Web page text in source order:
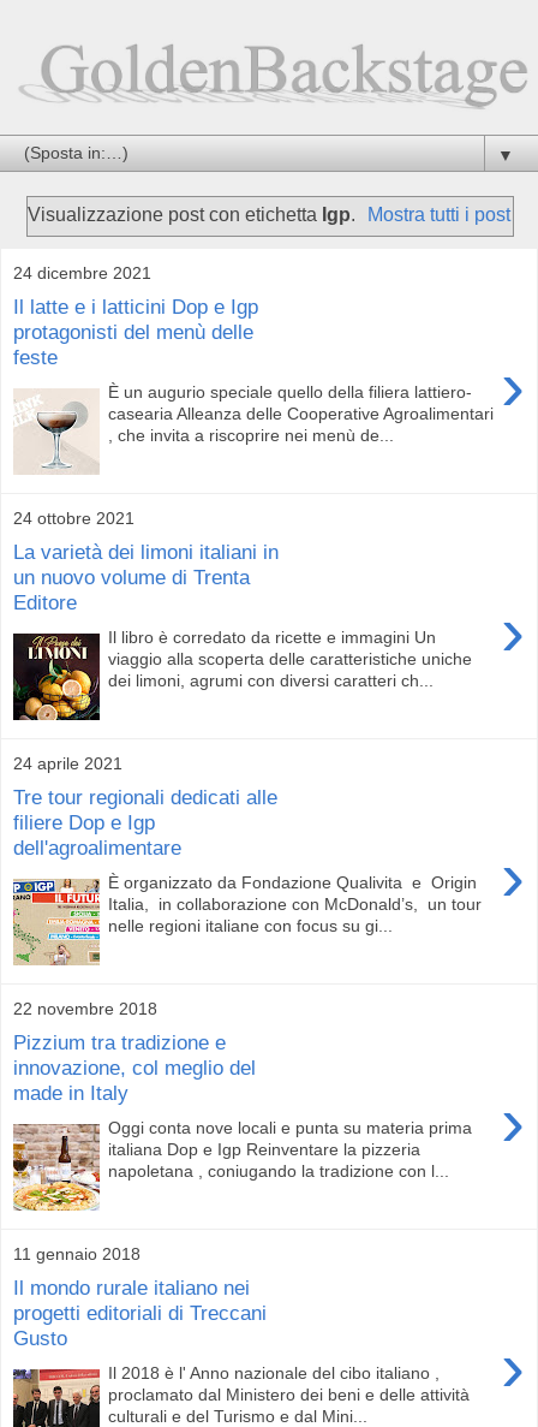
▼
Visualizzazione post con etichetta Igp. Mostra tutti i post
24 dicembre 2021
Il latte e i latticini Dop e Igp
protagonisti del menù delle
feste
›
È un augurio speciale quello della filiera lattiero-
casearia Alleanza delle Cooperative Agroalimentari
, che invita a riscoprire nei menù de...
24 ottobre 2021
La varietà dei limoni italiani in
un nuovo volume di Trenta
Editore
›
Il libro è corredato da ricette e immagini Un
viaggio alla scoperta delle caratteristiche uniche
dei limoni, agrumi con diversi caratteri ch...
24 aprile 2021
Tre tour regionali dedicati alle
filiere Dop e Igp
dell'agroalimentare
›
È organizzato da Fondazione Qualivita e Origin
Italia, in collaborazione con McDonald’s, un tour
nelle regioni italiane con focus su gi...
22 novembre 2018
Pizzium tra tradizione e
innovazione, col meglio del
made in Italy
›
Oggi conta nove locali e punta su materia prima
italiana Dop e Igp Reinventare la pizzeria
napoletana , coniugando la tradizione con l...
11 gennaio 2018
Il mondo rurale italiano nei
progetti editoriali di Treccani
Gusto
›
Il 2018 è l' Anno nazionale del cibo italiano ,
proclamato dal Ministero dei beni e delle attività
culturali e del Turismo e dal Mini...